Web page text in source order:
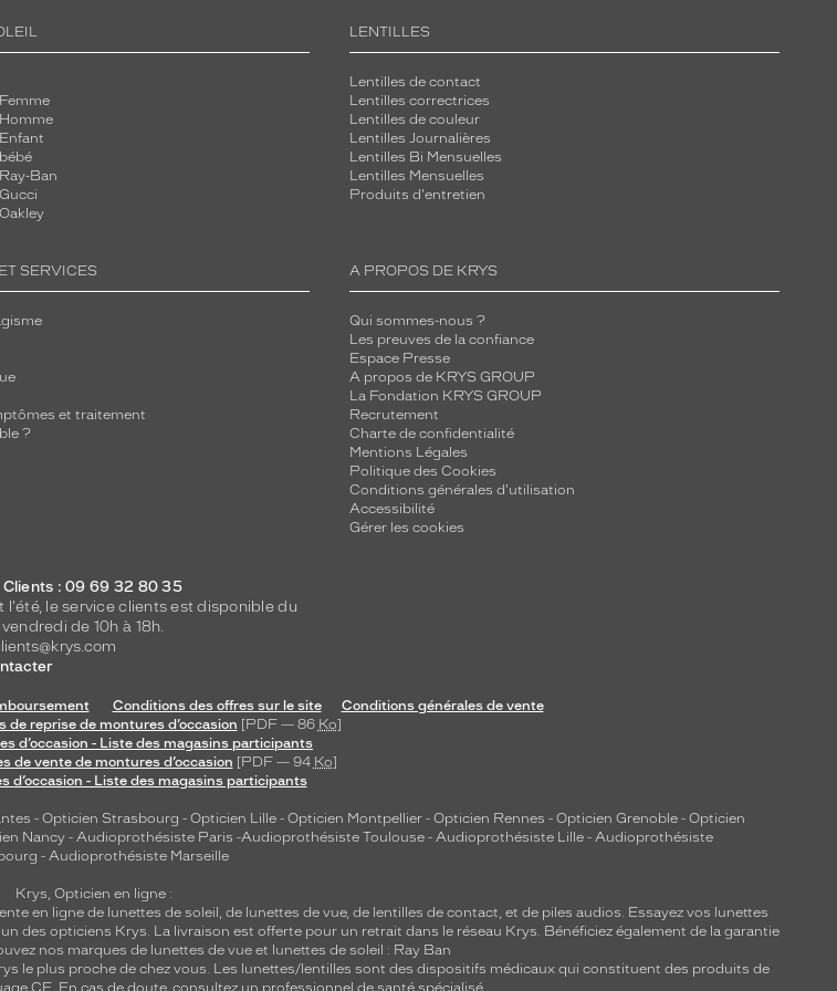
Ban
LENTILLES
Lentilles de contact
Lentilles correctrices
Lentilles de couleur
Lentilles Journalières
Lentilles Bi Mensuelles
Lentilles Mensuelles
Produits d'entretien
SERVICES
et traitement
?
A PROPOS DE KRYS
Qui sommes-nous ?
Les preuves de la confiance
Espace Presse
A propos de KRYS GROUP
La Fondation KRYS GROUP
Recrutement
Charte de confidentialité
Mentions Légales
Politique des Cookies
Conditions générales d'utilisation
Accessibilité
Gérer les cookies
: 09 69 32 80 35
l'été, le service clients est disponible du
vendredi de 10h à 18h.
Conditions des offres sur le site
Conditions générales de vente
reprise de montures d’occasion [PDF — 86 Ko]
d’occasion - Liste des magasins participants
de vente de montures d’occasion [PDF — 94 Ko]
d’occasion - Liste des magasins participants
- Opticien Strasbourg - Opticien Lille - Opticien Montpellier - Opticien Rennes - Opticien Grenoble - Opticien
Nancy - Audioprothésiste Paris -Audioprothésiste Toulouse - Audioprothésiste Lille - Audioprothésiste
- Audioprothésiste Marseille
Krys, Opticien en ligne :
en ligne de lunettes de soleil, de lunettes de vue, de lentilles de contact, et de piles audios. Essayez vos lunettes
des opticiens Krys. La livraison est offerte pour un retrait dans le réseau Krys. Bénéficiez également de la garantie
nos marques de lunettes de vue et lunettes de soleil : Ray Ban
le plus proche de chez vous. Les lunettes/lentilles sont des dispositifs médicaux qui constituent des produits de
CE. En cas de doute, consultez un professionnel de santé spécialisé.